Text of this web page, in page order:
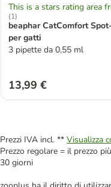
This is a stars rating area
(1)
beaphar CatComfort
per gatti
3 pipette da 0,55 ml
13,99 €
Prezzi IVA incl. ** Visualizza
Prezzo regolare = il prezzo
30 giorni